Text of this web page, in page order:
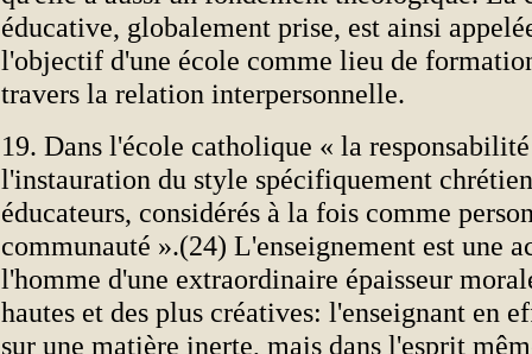
éducative, globalement prise, est ainsi
l'objectif d'une école comme lieu de
travers la relation interpersonnelle.
19. Dans l'école catholique « la
l'instauration du style spécifiquement
éducateurs, considérés à la fois comme
communauté ».(24) L'enseignement est une
l'homme d'une extraordinaire épaisseur
hautes et des plus créatives: l'enseignant en
sur une matière inerte, mais dans l'esprit